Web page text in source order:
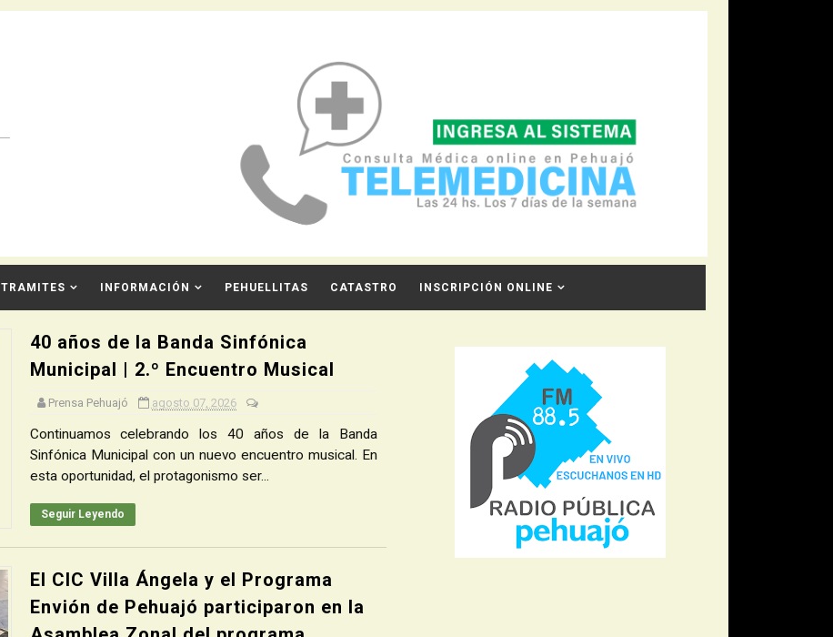
TRAMITES INFORMACIÓN PEHUELLITAS CATASTRO INSCRIPCIÓN ONLINE
40 años de la Banda Sinfónica
Municipal | 2.º Encuentro Musical
Prensa Pehuajó agosto 07, 2026
Continuamos celebrando los 40 años de la Banda
Sinfónica Municipal con un nuevo encuentro musical. En
esta oportunidad, el protagonismo ser...
Seguir Leyendo
El CIC Villa Ángela y el Programa
Envión de Pehuajó participaron en la